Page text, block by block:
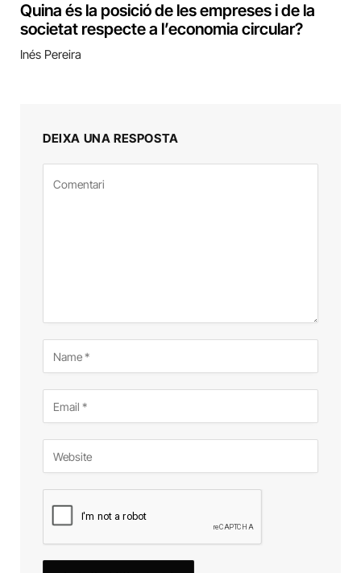
Quina és la posició de les empreses i de la
societat respecte a l’economia circular?
Inés Pereira
DEIXA UNA RESPOSTA